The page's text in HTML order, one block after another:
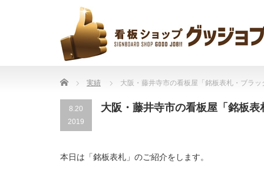
Home 実績 大阪・藤井寺市の看板屋「銘板表札・ブラ
8.20
2019
大阪・藤井寺市の看板屋「銘板表
本日は「銘板表札」のご紹介をします。